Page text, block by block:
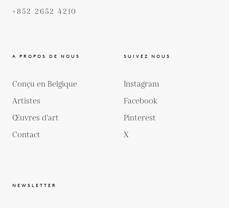
+852 2652 4210
A PROPOS DE NOUS
Conçu en Belgique
Artistes
Œuvres d'art
Contact
SUIVEZ NOUS
Instagram
Facebook
Pinterest
X
NEWSLETTER